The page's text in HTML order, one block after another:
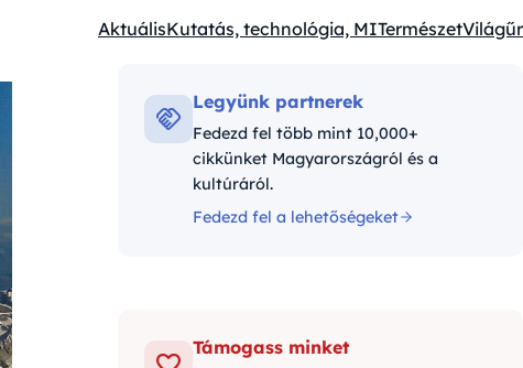
Kategóriák:
AktuálisKutatás, technológia, MITermészetVilágűr
Legyünk partnerek
Fedezd fel több mint 10,000+
cikkünket Magyarországról és a
kultúráról.
Fedezd fel a lehetőségeket
Támogass minket